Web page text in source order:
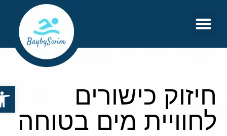
חיזוק כישורים
לחוויית מים בטוחה
פתח